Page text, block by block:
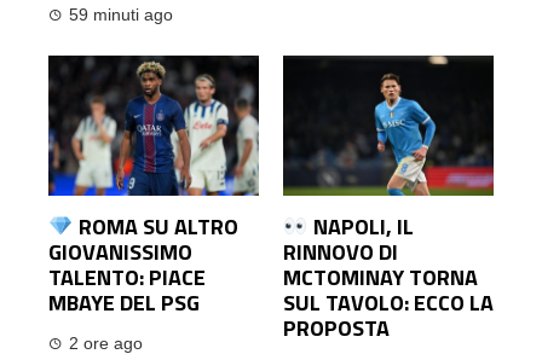
59 minuti ago
ROMA SU ALTRO
GIOVANISSIMO
TALENTO: PIACE
MBAYE DEL PSG
2 ore ago
NAPOLI, IL
RINNOVO DI
MCTOMINAY TORNA
SUL TAVOLO: ECCO LA
PROPOSTA